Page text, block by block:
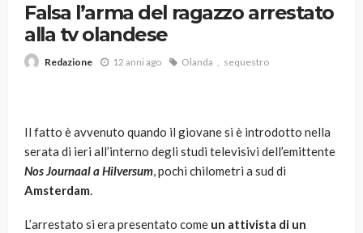
Falsa l’arma del ragazzo arrestato
alla tv olandese
Redazione 12 anni ago Olanda sequestro
Il fatto è avvenuto quando il giovane si è introdotto nella
serata di ieri all’interno degli studi televisivi dell’emittente
Nos Journaal a Hilversum, pochi chilometri a sud di
Amsterdam.
L’arrestato si era presentato come un attivista di un